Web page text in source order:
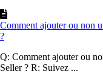
Comment ajouter ou non
?
Q: Comment ajouter ou
Seller ? R: Suivez ...